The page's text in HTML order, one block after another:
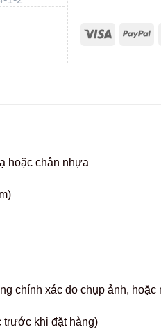
hoặc chân nhựa
chính xác do chụp ảnh, hoặc
trước khi đặt hàng)